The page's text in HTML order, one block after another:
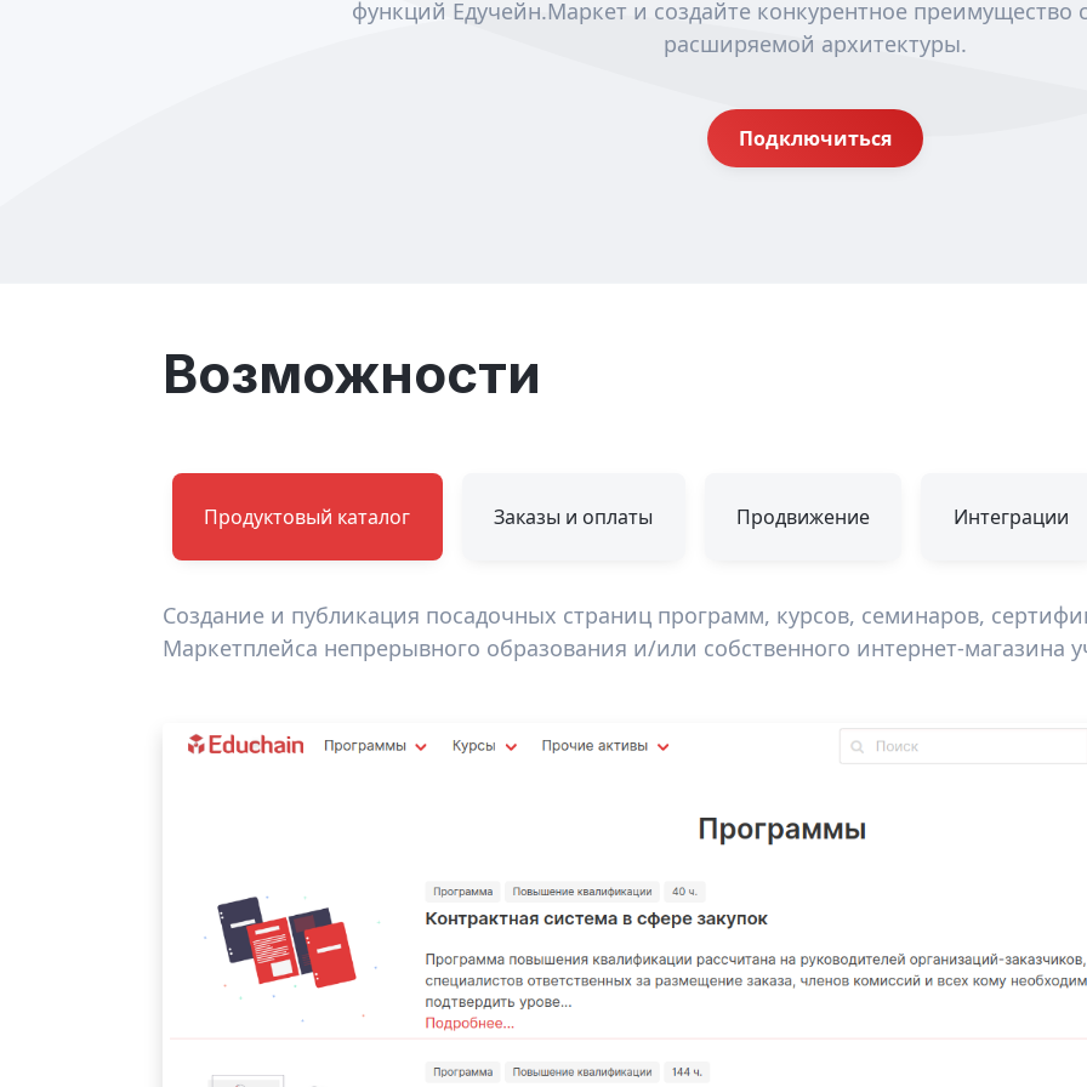
функций Едучейн.Маркет и создайте конкурентное
расширяемой архитектуры.
Подключиться
Возможности
Продуктовый каталог Заказы и оплаты Продвижение Интеграции
Создание и публикация посадочных страниц программ, курсов, семинаров,
Маркетплейса непрерывного образования и/или собственного интернет-магазина